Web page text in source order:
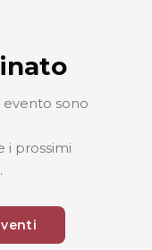
sono
i prossimi